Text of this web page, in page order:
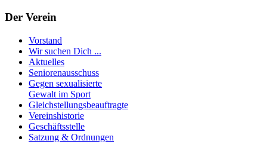
Der Verein
Vorstand
Wir suchen Dich ...
Aktuelles
Seniorenausschuss
Gegen sexualisierte
Gewalt im Sport
Gleichstellungsbeauftragte
Vereinshistorie
Geschäftsstelle
Satzung & Ordnungen